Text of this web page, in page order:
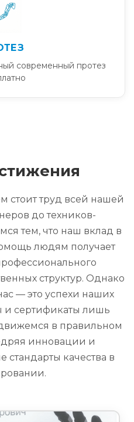
современный протез
стоит труд всей нашей
до техников-
тем, что наш вклад в
людям получает
структур. Однако
— это успехи наших
и сертификаты лишь
в правильном
инновации и
качества в